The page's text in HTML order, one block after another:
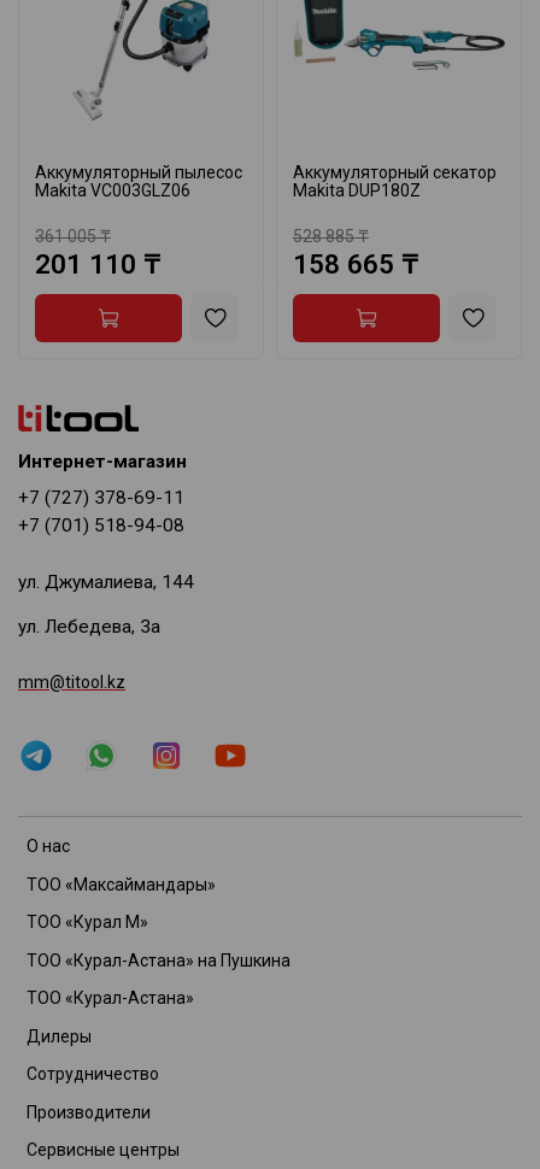
Аккумуляторный пылесос
Makita VC003GLZ06
361 005 ₸
201 110 ₸
Аккумуляторный секатор
Makita DUP180Z
528 885 ₸
158 665 ₸
О нас
ТОО «Максаймандары»
ТОО «Курал М»
ТОО «Курал-Астана» на Пушкина
ТОО «Курал-Астана»
Дилеры
Сотрудничество
Производители
Сервисные центры
Интернет-магазин
+7 (727) 378-69-11
+7 (701) 518-94-08
ул. Джумалиева, 144
ул. Лебедева, 3а
mm@titool.kz